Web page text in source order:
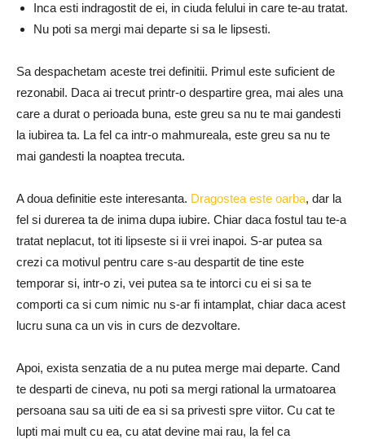
Inca esti indragostit de ei, in ciuda felului in care te-au tratat.
Nu poti sa mergi mai departe si sa le lipsesti.
Sa despachetam aceste trei definitii. Primul este suficient de
rezonabil. Daca ai trecut printr-o despartire grea, mai ales una
care a durat o perioada buna, este greu sa nu te mai gandesti
la iubirea ta. La fel ca intr-o mahmureala, este greu sa nu te
mai gandesti la noaptea trecuta.
A doua definitie este interesanta. Dragostea este oarba, dar la
fel si durerea ta de inima dupa iubire. Chiar daca fostul tau te-a
tratat neplacut, tot iti lipseste si ii vrei inapoi. S-ar putea sa
crezi ca motivul pentru care s-au despartit de tine este
temporar si, intr-o zi, vei putea sa te intorci cu ei si sa te
comporti ca si cum nimic nu s-ar fi intamplat, chiar daca acest
lucru suna ca un vis in curs de dezvoltare.
Apoi, exista senzatia de a nu putea merge mai departe. Cand
te desparti de cineva, nu poti sa mergi rational la urmatoarea
persoana sau sa uiti de ea si sa privesti spre viitor. Cu cat te
lupti mai mult cu ea, cu atat devine mai rau, la fel ca